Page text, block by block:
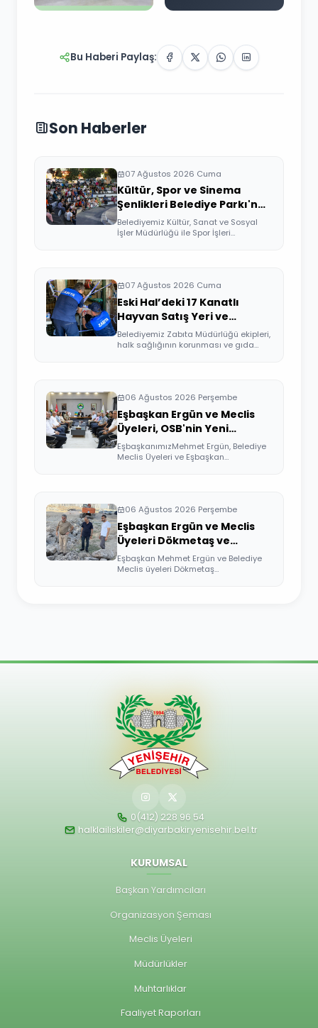
Bu Haberi Paylaş:
Son Haberler
07 Ağustos 2026 Cuma
Kültür, Spor ve Sinema
Şenlikleri Belediye Parkı'nda
Devam Etti
Belediyemiz Kültür, Sanat ve Sosyal
İşler Müdürlüğü ile Spor İşleri
07 Ağustos 2026 Cuma
Eski Hal’deki 17 Kanatlı
Hayvan Satış Yeri ve
Kesimhane Mühürlendi
Belediyemiz Zabıta Müdürlüğü ekipleri,
halk sağlığının korunması ve gıda
06 Ağustos 2026 Perşembe
Eşbaşkan Ergün ve Meclis
Üyeleri, OSB'nin Yeni
Yönetimini Ziyaret Etti
EşbaşkanımızMehmet Ergün, Belediye
Meclis Üyeleri ve Eşbaşkan
06 Ağustos 2026 Perşembe
Eşbaşkan Ergün ve Meclis
Üyeleri Dökmetaş ve
Üçkuyular Mahallelerini
Ziyaret Etti
Eşbaşkan Mehmet Ergün ve Belediye
Meclis üyeleri Dökmetaş
0(412) 228 96 54
halklailiskiler@diyarbakiryenisehir.bel.tr
KURUMSAL
Başkan Yardımcıları
Organizasyon Şeması
Meclis Üyeleri
Müdürlükler
Muhtarlıklar
Faaliyet Raporları